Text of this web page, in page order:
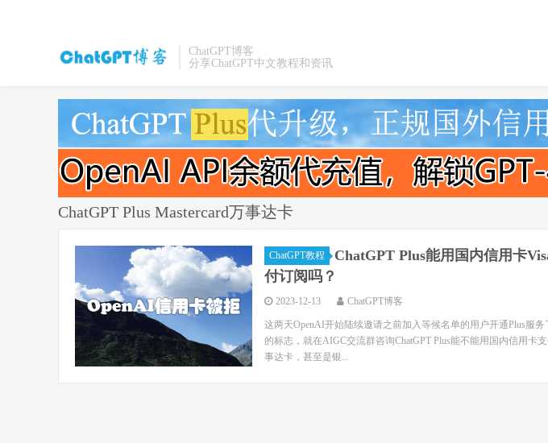
ChatGPT博客
分享ChatGPT中文教程和资讯
ChatGPT Plus Mastercard万事达卡
ChatGPT教程
ChatGPT Plus能用国内信用卡
付订阅吗？
2023-12-13 ChatGPT博客
这两天OpenAI开始陆续邀请之前加入等候名单的用户开通Plus服
的标志，就在AIGC交流群咨询ChatGPT Plus能不能用国内信用卡
事达卡，甚至是银...